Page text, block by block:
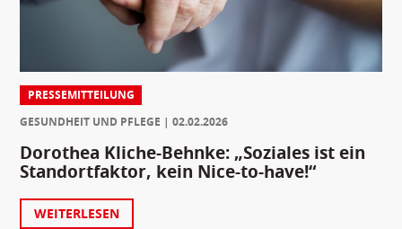
PRESSEMITTEILUNG
GESUNDHEIT UND PFLEGE
02.02.2026
Dorothea Kliche-Behnke: „Soziales ist ein
Standortfaktor, kein Nice-to-have!“
WEITERLESEN